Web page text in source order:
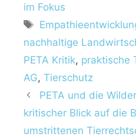
e
g
o
r
e
n
im Fokus
S
c
l
a
g
w
ö
nachhaltige
PETA Kritik, praktische
AG, Tierschutz
PETA und die
kritischer Blick auf die
umstrittenen